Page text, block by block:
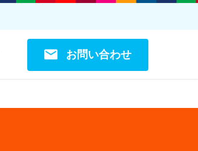
お問い合わせ